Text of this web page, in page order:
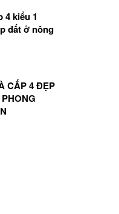
4 kiểu 1
đất ở nông
CẤP 4 ĐẸP